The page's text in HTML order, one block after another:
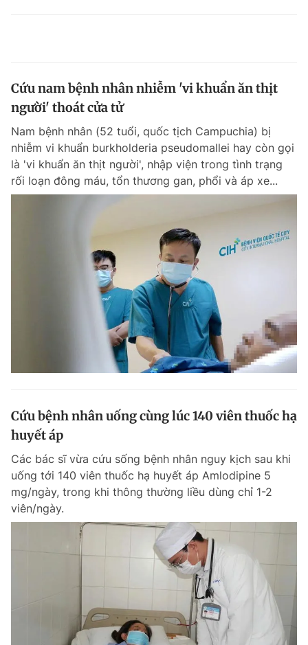
Cứu nam bệnh nhân nhiễm 'vi khuẩn ăn thịt
người' thoát cửa tử
Nam bệnh nhân (52 tuổi, quốc tịch Campuchia) bị
nhiễm vi khuẩn burkholderia pseudomallei hay còn gọi
là 'vi khuẩn ăn thịt người', nhập viện trong tình trạng
rối loạn đông máu, tổn thương gan, phổi và áp xe...
Cứu bệnh nhân uống cùng lúc 140 viên thuốc hạ
huyết áp
Các bác sĩ vừa cứu sống bệnh nhân nguy kịch sau khi
uống tới 140 viên thuốc hạ huyết áp Amlodipine 5
mg/ngày, trong khi thông thường liều dùng chỉ 1-2
viên/ngày.